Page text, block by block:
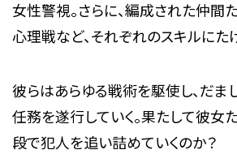
女性警視。さらに、編成された仲間
心理戦など、それぞれのスキルにた
彼らはあらゆる戦術を駆使し、だま
任務を遂行していく。果たして彼女
段で犯人を追い詰めていくのか？